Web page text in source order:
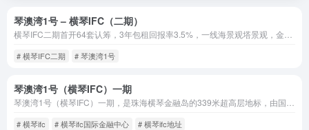
琴澳湾1号 – 横琴IFC（二期）
# 横琴IFC二期 # 琴澳湾1号
琴澳湾1号（横琴IFC）一期
# 横琴ifc # 横琴ifc国际金融中心 # 横琴ifc地址